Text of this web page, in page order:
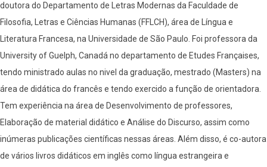
doutora do Departamento de Letras Modernas da Faculdade de
Filosofia, Letras e Ciências Humanas (FFLCH), área de Língua e
Literatura Francesa, na Universidade de São Paulo. Foi professora da
University of Guelph, Canadá no departamento de Etudes Françaises,
tendo ministrado aulas no nivel da graduação, mestrado (Masters) na
área de didática do francês e tendo exercido a função de orientadora.
Tem experiência na área de Desenvolvimento de professores,
Elaboração de material didático e Análise do Discurso, assim como
inúmeras publicações científicas nessas áreas. Além disso, é co-autora
de vários livros didáticos em inglês como língua estrangeira e